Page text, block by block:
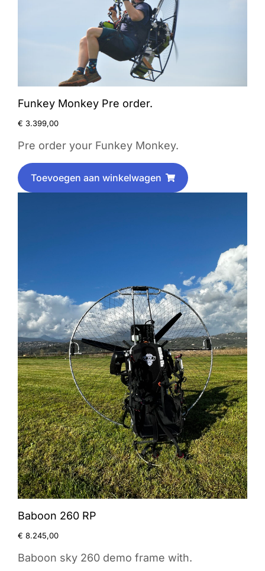
Funkey Monkey Pre order.
€ 3.399,00
Pre order your Funkey Monkey.
Toevoegen aan winkelwagen
Baboon 260 RP
€ 8.245,00
Baboon sky 260 demo frame with.